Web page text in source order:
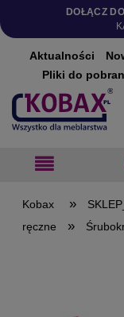
DOŁĄCZ
Aktualności
Pliki do
»
ręczne
»